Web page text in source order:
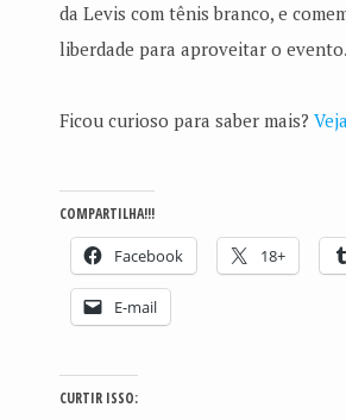
da Levis com tênis branco, e
liberdade para aproveitar o evento.
Ficou curioso para saber mais?
COMPARTILHA!!!
Facebook 18+
E-mail
CURTIR ISSO: